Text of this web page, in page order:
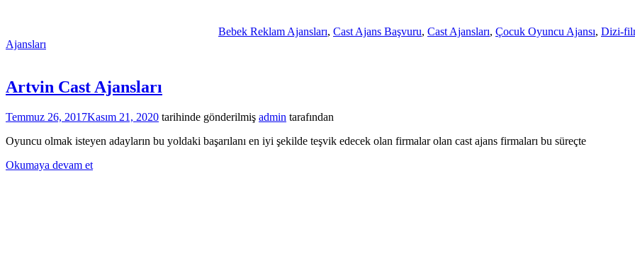
Bebek Reklam Ajansları, Cast Ajans Başvuru, Cast Ajansları, Çocuk Oyuncu Ajansı, Dizi-
Ajansları
Artvin Cast Ajansları
Temmuz 26, 2017Kasım 21, 2020 tarihinde gönderilmiş admin tarafından
Oyuncu olmak isteyen adayların bu yoldaki başarılanı en iyi şekilde teşvik edecek olan firmalar olan cast ajans firmaları bu süreçte
Okumaya devam et